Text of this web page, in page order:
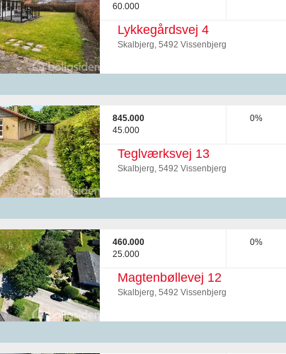
60.000
Lykkegårdsvej 4
Skalbjerg, 5492 Vissenbjerg
845.000
45.000
0%
Teglværksvej 13
Skalbjerg, 5492 Vissenbjerg
460.000
25.000
0%
Magtenbøllevej 12
Skalbjerg, 5492 Vissenbjerg